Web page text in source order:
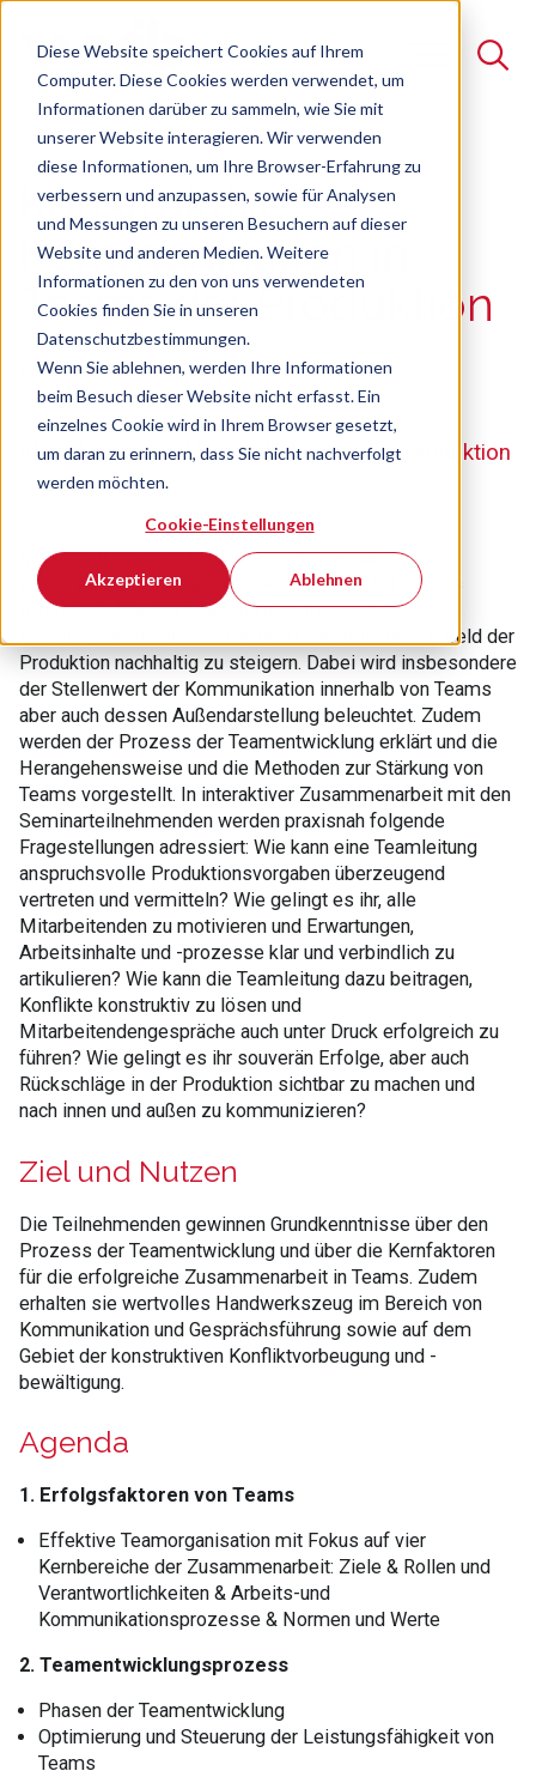
Diese Website speichert Cookies auf Ihrem
Computer. Diese Cookies werden verwendet, um
Informationen darüber zu sammeln, wie Sie mit
unserer Website interagieren. Wir verwenden
diese Informationen, um Ihre Browser-Erfahrung zu
verbessern und anzupassen, sowie für Analysen
und Messungen zu unseren Besuchern auf dieser
Website und anderen Medien. Weitere
Informationen zu den von uns verwendeten
Cookies finden Sie in unseren
Datenschutzbestimmungen.
Wenn Sie ablehnen, werden Ihre Informationen
beim Besuch dieser Website nicht erfasst. Ein
einzelnes Cookie wird in Ihrem Browser gesetzt,
um daran zu erinnern, dass Sie nicht nachverfolgt
werden möchten.
Cookie-Einstellungen
Akzeptieren Ablehnen
Suche
Es gibt keine Vorschläge, da das Suchfeld leer ist.
Konstruktive
Kommunikation in
Teams der Produktion
Seminar Freie Plätze verfügbar
Klare Ansage und Verbindlichkeit in der Produktion
Menschen arbeiten in Teams mehr oder weniger
erfolgreich zusammen. Das Seminar gibt Aufschluss
darüber, welche Faktoren dazu beitragen, die
Leistungsfähigkeit von Teams im dynamischen Umfeld der
Produktion nachhaltig zu steigern. Dabei wird insbesondere
der Stellenwert der Kommunikation innerhalb von Teams
aber auch dessen Außendarstellung beleuchtet. Zudem
werden der Prozess der Teamentwicklung erklärt und die
Herangehensweise und die Methoden zur Stärkung von
Teams vorgestellt. In interaktiver Zusammenarbeit mit den
Seminarteilnehmenden werden praxisnah folgende
Fragestellungen adressiert: Wie kann eine Teamleitung
anspruchsvolle Produktionsvorgaben überzeugend
vertreten und vermitteln? Wie gelingt es ihr, alle
Mitarbeitenden zu motivieren und Erwartungen,
Arbeitsinhalte und -prozesse klar und verbindlich zu
artikulieren? Wie kann die Teamleitung dazu beitragen,
Konflikte konstruktiv zu lösen und
Mitarbeitendengespräche auch unter Druck erfolgreich zu
führen? Wie gelingt es ihr souverän Erfolge, aber auch
Rückschläge in der Produktion sichtbar zu machen und
nach innen und außen zu kommunizieren?
Ziel und Nutzen
Die Teilnehmenden gewinnen Grundkenntnisse über den
Prozess der Teamentwicklung und über die Kernfaktoren
für die erfolgreiche Zusammenarbeit in Teams. Zudem
erhalten sie wertvolles Handwerkszeug im Bereich von
Kommunikation und Gesprächsführung sowie auf dem
Gebiet der konstruktiven Konfliktvorbeugung und -
bewältigung.
Agenda
1. Erfolgsfaktoren von Teams
Effektive Teamorganisation mit Fokus auf vier
Kernbereiche der Zusammenarbeit: Ziele & Rollen und
Verantwortlichkeiten & Arbeits-und
Kommunikationsprozesse & Normen und Werte
2. Teamentwicklungsprozess
Phasen der Teamentwicklung
Optimierung und Steuerung der Leistungsfähigkeit von
Teams